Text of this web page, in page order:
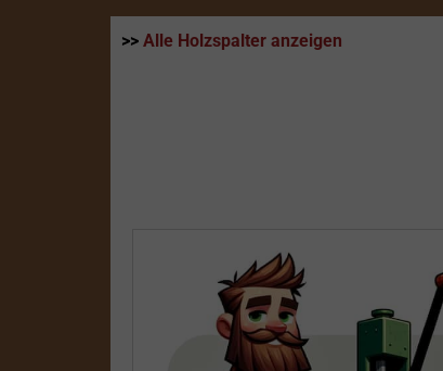
>> Alle Holzspalter anzeigen